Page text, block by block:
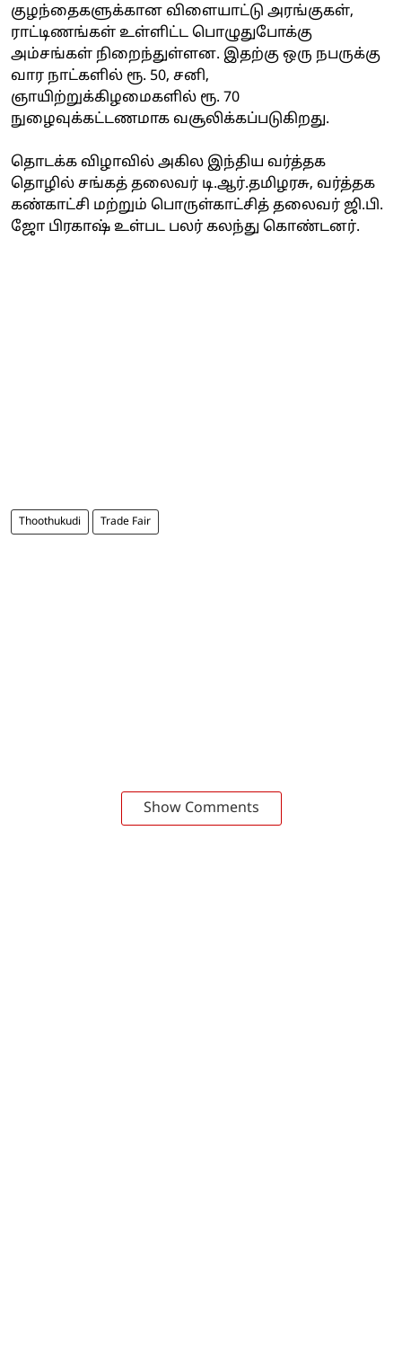
குழந்தைகளுக்கான விளையாட்டு அரங்குகள்,
ராட்டிணங்கள் உள்ளிட்ட பொழுதுபோக்கு
அம்சங்கள் நிறைந்துள்ளன. இதற்கு ஒரு நபருக்கு
வார நாட்களில் ரூ. 50, சனி,
ஞாயிற்றுக்கிழமைகளில் ரூ. 70
நுழைவுக்கட்டணமாக வசூலிக்கப்படுகிறது.
தொடக்க விழாவில் அகில இந்திய வர்த்தக
தொழில் சங்கத் தலைவர் டி.ஆர்.தமிழரசு, வர்த்தக
கண்காட்சி மற்றும் பொருள்காட்சித் தலைவர் ஜி.பி.
ஜோ பிரகாஷ் உள்பட பலர் கலந்து கொண்டனர்.
Thoothukudi Trade Fair
Show Comments